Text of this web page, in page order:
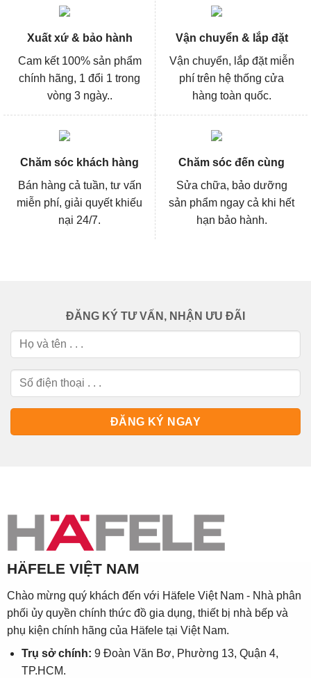
Xuất xứ & bảo hành
Cam kết 100% sản phẩm
chính hãng, 1 đổi 1 trong
vòng 3 ngày..
Vận chuyển & lắp đặt
Vận chuyển, lắp đặt miễn
phí trên hệ thống cửa
hàng toàn quốc.
Chăm sóc khách hàng
Bán hàng cả tuần, tư vấn
miễn phí, giải quyết khiếu
nại 24/7.
Chăm sóc đến cùng
Sửa chữa, bảo dưỡng
sản phẩm ngay cả khi hết
hạn bảo hành.
ĐĂNG KÝ TƯ VẤN, NHẬN ƯU ĐÃI
HÄFELE VIỆT NAM
Chào mừng quý khách đến với Häfele Việt Nam - Nhà phân
phối ủy quyền chính thức đồ gia dụng, thiết bị nhà bếp và
phụ kiện chính hãng của Häfele tại Việt Nam.
Trụ sở chính: 9 Đoàn Văn Bơ, Phường 13, Quận 4,
TP.HCM.